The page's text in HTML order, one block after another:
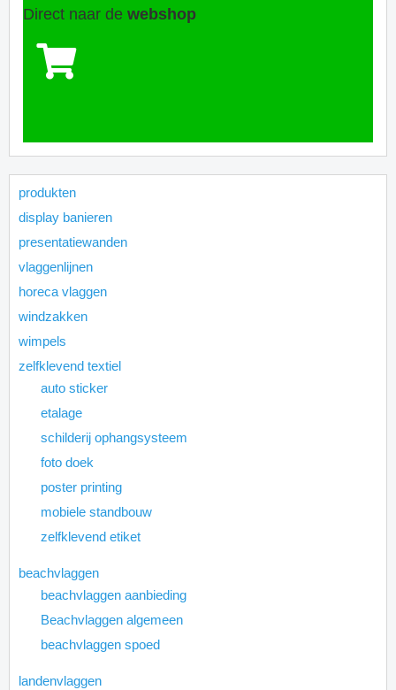
Direct naar de webshop
produkten
display banieren
presentatiewanden
vlaggenlijnen
horeca vlaggen
windzakken
wimpels
zelfklevend textiel
auto sticker
etalage
schilderij ophangsysteem
foto doek
poster printing
mobiele standbouw
zelfklevend etiket
beachvlaggen
beachvlaggen aanbieding
Beachvlaggen algemeen
beachvlaggen spoed
landenvlaggen